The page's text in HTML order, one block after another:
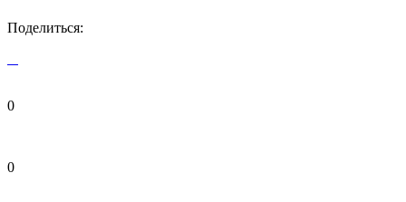
Поделиться:
0
0